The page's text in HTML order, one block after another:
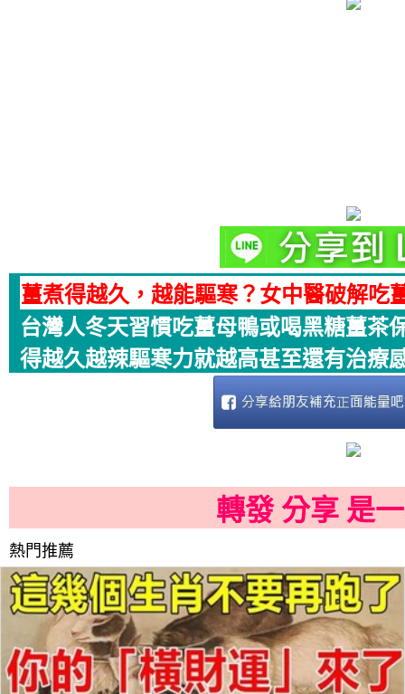
薑煮得越久，越能驅寒？女中醫破解吃
台灣人冬天習慣吃薑母鴨或喝黑糖薑茶
得越久越辣驅寒力就越高甚至還有治療
轉發 分享 是
熱門推薦